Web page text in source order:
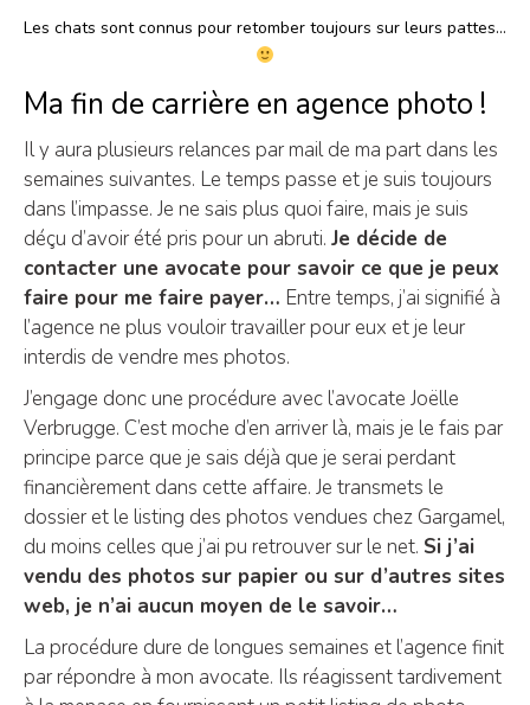
Les chats sont connus pour retomber toujours sur leurs pattes…
Ma fin de carrière en agence photo !
Il y aura plusieurs relances par mail de ma part dans les
semaines suivantes. Le temps passe et je suis toujours
dans l’impasse. Je ne sais plus quoi faire, mais je suis
déçu d’avoir été pris pour un abruti. Je décide de
contacter une avocate pour savoir ce que je peux
faire pour me faire payer… Entre temps, j’ai signifié à
l’agence ne plus vouloir travailler pour eux et je leur
interdis de vendre mes photos.
J’engage donc une procédure avec l’avocate Joëlle
Verbrugge. C’est moche d’en arriver là, mais je le fais par
principe parce que je sais déjà que je serai perdant
financièrement dans cette affaire. Je transmets le
dossier et le listing des photos vendues chez Gargamel,
du moins celles que j’ai pu retrouver sur le net. Si j’ai
vendu des photos sur papier ou sur d’autres sites
web, je n’ai aucun moyen de le savoir…
La procédure dure de longues semaines et l’agence finit
par répondre à mon avocate. Ils réagissent tardivement